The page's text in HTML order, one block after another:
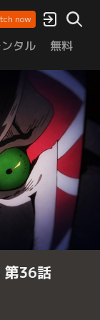
now
ンタル 無料
第36話